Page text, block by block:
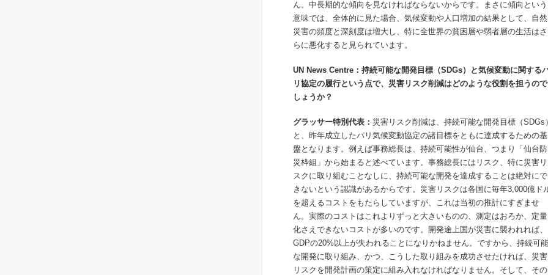
ん。中長期的な傾向を見なければならないからです。まさに傾向という
意味では、全体的に見た場合、気候変動や人口増加の結果として、自然
災害の頻度と深刻度は増大し、特に全世界の貧困層や弱者層の生活はさ
らに悪化すると見られています。
UN News Centre ：持続可能な開発目標（SDGs）と気候変動に関する
リ協定の履行という点で、災害リスク削減はどのような役割を担うので
しょうか？
グラッサー特別代表： 災害リスク削減は、持続可能な開発目標（SDGs
と、昨年成立したパリ気候変動協定の諸目標をともに達成するための基
盤となります。例えば事務総長は、持続可能性が仙台、つまり「仙台防
災枠組」から始まると述べています。事務総長にはリスク、特に災害リ
スクに取り組むことなしに、持続可能な開発を達成することは絶対にで
きないという認識があるからです。災害リスクは各国に毎年3,000億ド
を超えるコストをもたらしていますが、これは当初の推計にすぎませ
ん。実際のコストはこれよりずっと大きいものの、測定はおろか、定量
化さえできないコストが多いのです。開発途上国が災害に襲われれば、
GDPの20%以上が失われることになりかねません。ですから、持続可能
な開発に取り組み、かつ、こうした取り組みを成功させたければ、災害
リスクを開発計画の策定に組み入れなければなりません。そして、その